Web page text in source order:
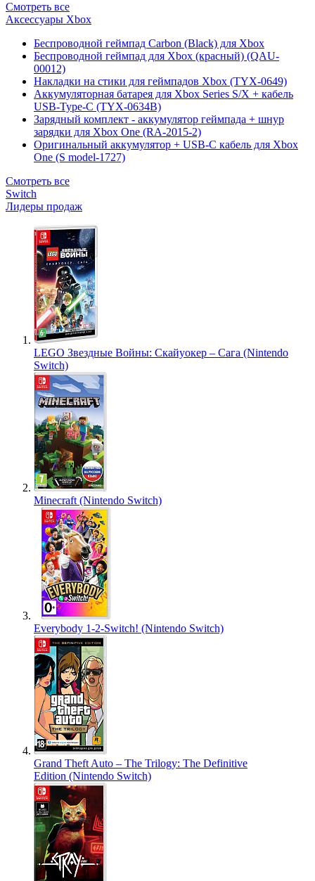
Смотреть все
Аксессуары Xbox
Беспроводной геймпад Carbon (Black) для Xbox
Беспроводной геймпад для Xbox (красный) (QAU-
00012)
Накладки на стики для геймпадов Xbox (TYX-0649)
Аккумуляторная батарея для Xbox Series S/X + кабель
USB-Type-C (TYX-0634B)
Зарядный комплект - аккумулятор геймпада + шнур
зарядки для Xbox One (RA-2015-2)
Оригинальный аккумулятор + USB-C кабель для Xbox
One (S model-1727)
Смотреть все
Switch
Лидеры продаж
LEGO Звездные Войны: Скайуокер – Сага (Nintendo
Switch)
Minecraft (Nintendo Switch)
Everybody 1-2-Switch! (Nintendo Switch)
Grand Theft Auto – The Trilogy: The Definitive
Edition (Nintendo Switch)